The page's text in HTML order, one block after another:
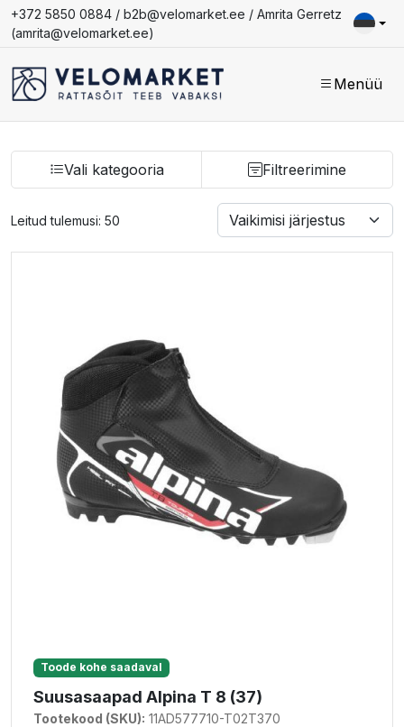
+372 5850 0884 / b2b@velomarket.ee / Amrita Gerretz
(amrita@velomarket.ee)
Menüü
Vali kategooria Filtreerimine
Leitud tulemusi: 50
Toode kohe saadaval
Suusasaapad Alpina T 8 (37)
Tootekood (SKU): 11AD577710-T02T370